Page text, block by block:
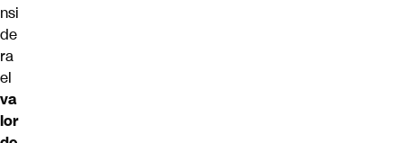
nsi
de
ra
el
va
lor